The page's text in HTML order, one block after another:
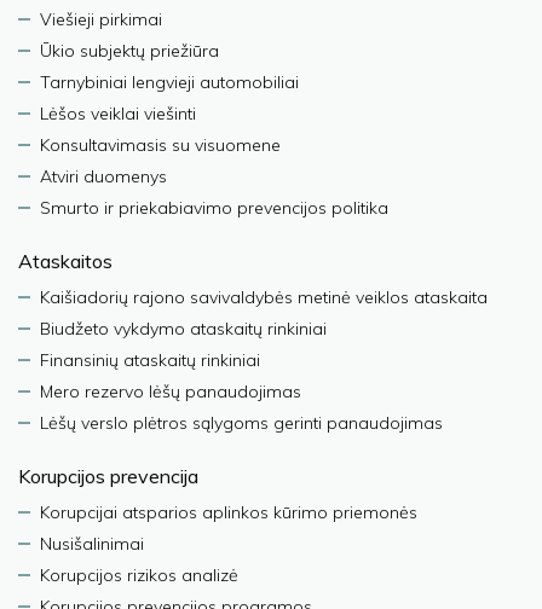
Viešieji pirkimai
Ūkio subjektų priežiūra
Tarnybiniai lengvieji automobiliai
Lėšos veiklai viešinti
Konsultavimasis su visuomene
Atviri duomenys
Smurto ir priekabiavimo prevencijos politika
Ataskaitos
Kaišiadorių rajono savivaldybės metinė veiklos ataskaita
Biudžeto vykdymo ataskaitų rinkiniai
Finansinių ataskaitų rinkiniai
Mero rezervo lėšų panaudojimas
Lėšų verslo plėtros sąlygoms gerinti panaudojimas
Korupcijos prevencija
Korupcijai atsparios aplinkos kūrimo priemonės
Nusišalinimai
Korupcijos rizikos analizė